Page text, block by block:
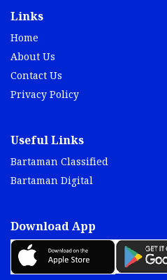
Links
Home
About Us
Contact Us
Privacy Policy
Useful Links
Bartaman Classified
Bartaman Digital
Download App